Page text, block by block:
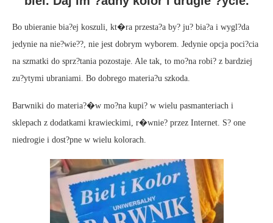
Bo ubieranie bia?ej koszuli, kt�ra przesta?a by? ju? bia?a i wygl?da
jedynie na nie?wie??, nie jest dobrym wyborem. Jedynie opcja poci?cia
na szmatki do sprz?tania pozostaje. Ale tak, to mo?na robi? z bardziej
zu?ytymi ubraniami. Bo dobrego materia?u szkoda.
Barwniki do materia?�w mo?na kupi? w wielu pasmanteriach i
sklepach z dodatkami krawieckimi, r�wnie? przez Internet. S? one
niedrogie i dost?pne w wielu kolorach.